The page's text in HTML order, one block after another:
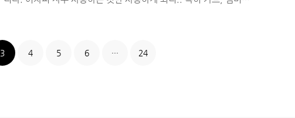
계~속 생겨나게 됩니다. 이런 다양한 카드나 혜택 등을 하나로 모아
관리할 수 있는 앱인 클립(CLiP)은 이런 욕구를 충분히 충족시켜줄
3 4 5 6 ··· 24